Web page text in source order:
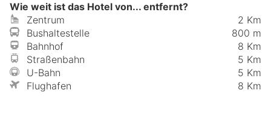
Wie weit ist das Hotel von... entfernt?
Zentrum
2 Km
Bushaltestelle
800 m
Bahnhof
8 Km
Straßenbahn
5 Km
U-Bahn
5 Km
Flughafen
8 Km